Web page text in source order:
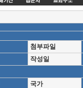
첨부파일
작성일
국가